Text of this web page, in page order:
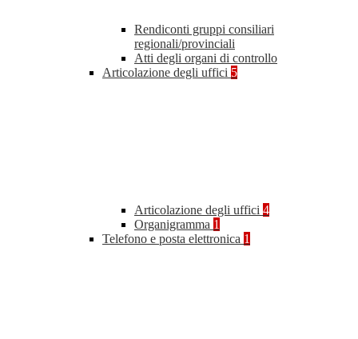
Rendiconti gruppi consiliari
regionali/provinciali
Atti degli organi di controllo
Articolazione degli uffici 5
Articolazione degli uffici 4
Organigramma 1
Telefono e posta elettronica 1